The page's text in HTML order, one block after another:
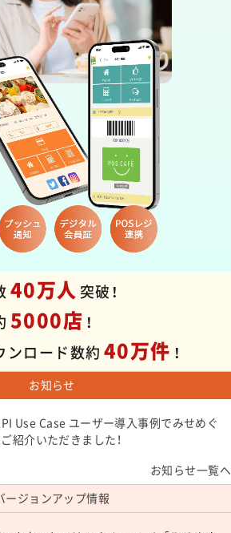
40万人 突破！
5000店 ！
ンロード数約 40万件 ！
お知らせ
Use Case ユーザー導入事例でみせめぐ
紹介いただきました！
お知らせ一覧へ
ージョンアップ情報